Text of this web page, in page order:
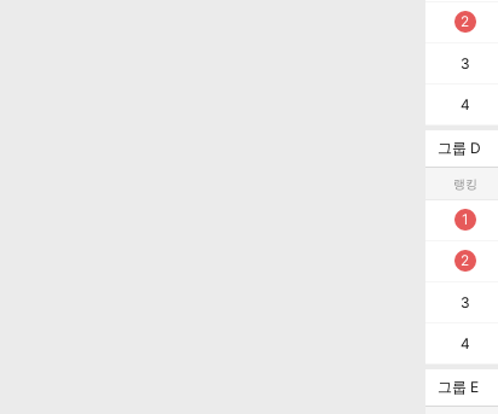
2
3
4
그룹 D
랭킹
1
2
3
4
그룹 E